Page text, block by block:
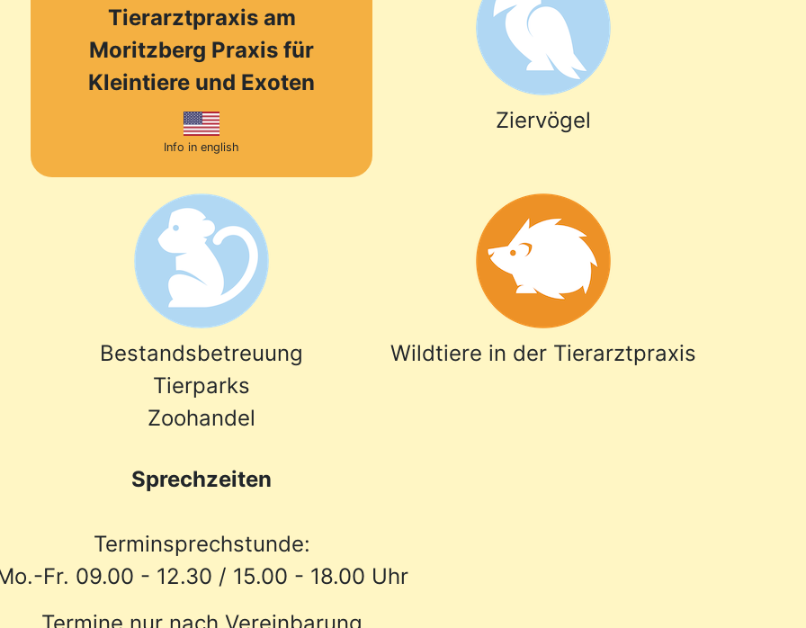
Tierarztpraxis am
Moritzberg Praxis für
Kleintiere und Exoten
Info in english
Ziervögel
Bestandsbetreuung
Tierparks
Zoohandel
Wildtiere in der Tierarztpraxis
Sprechzeiten
Terminsprechstunde:
Fr. 09.00 - 12.30 / 15.00 - 18.00 Uhr